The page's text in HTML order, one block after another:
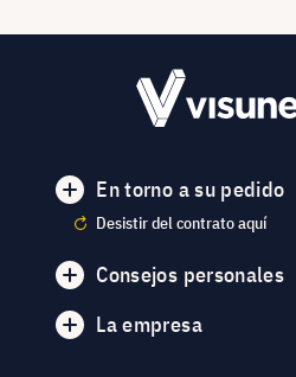
En torno a su pedido
Desistir del contrato aquí
Consejos personales
La empresa